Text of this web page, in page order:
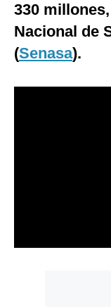
Notas Contratadas
Podcast
Gestión TV
Y
330
Nacional de
(Senasa).